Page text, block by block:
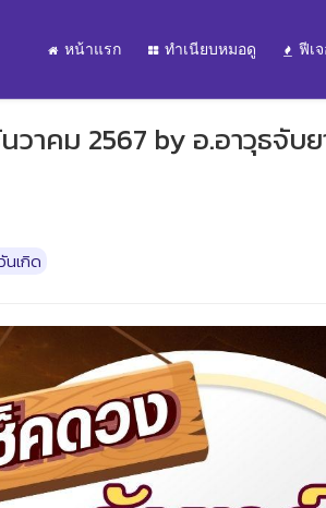
หน้าแรก ทำเนียบหมอดู ฟีเ
วาคม 2567 by อ.อาวุธจับ
เกิด